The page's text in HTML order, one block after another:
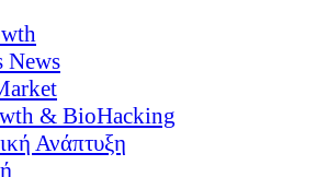
News
& BioHacking
Ανάπτυξη